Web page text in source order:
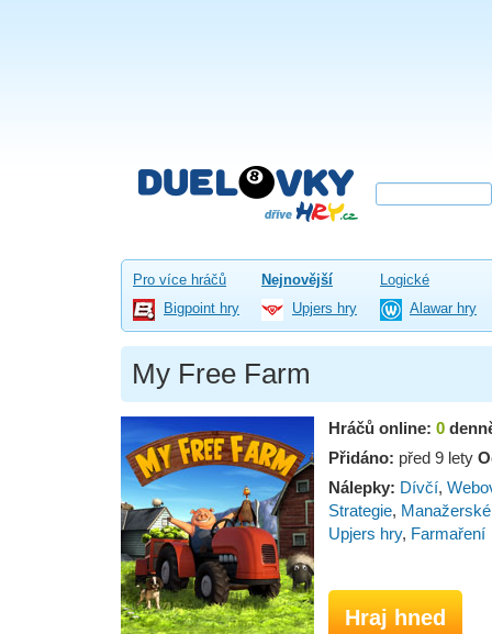
Pro více hráčů Nejnovější
Logické
Bigpoint hry
Upjers hry Alawar hry
My Free Farm
Hráčů online: 0
Přidáno: před 9 lety
Nálepky: Dívčí,
Strategie, Manažerské
Upjers hry, Farmaření
Hraj hned